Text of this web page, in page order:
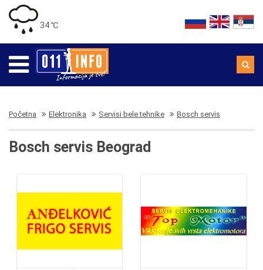
34 ℃
Početna Elektronika Servisi bele tehnike Bosch servis
Bosch servis Beograd